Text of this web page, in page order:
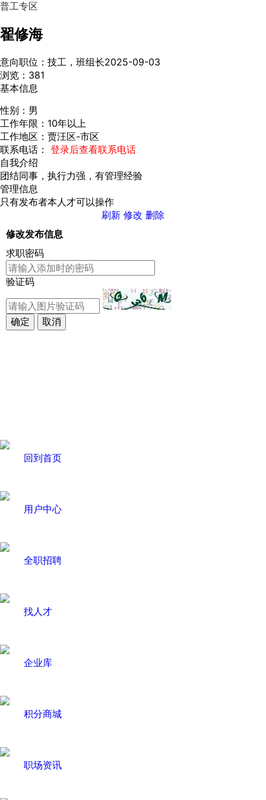
普工专区
翟修海
意向职位：技工，班组长2025-09-03
浏览：381
基本信息
性别： 男
工作年限： 10年以上
工作地区： 贾汪区-市区
联系电话： 登录后查看联系电话
自我介绍
团结同事，执行力强，有管理经验
管理信息
只有发布者本人才可以操作
刷新 修改 删除
修改发布信息
求职密码
验证码
回到首页
用户中心
全职招聘
找人才
企业库
积分商城
职场资讯